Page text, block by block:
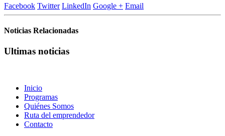
Facebook Twitter LinkedIn Google + Email
Noticias Relacionadas
Ultimas noticias
Inicio
Programas
Quiénes Somos
Ruta del emprendedor
Contacto